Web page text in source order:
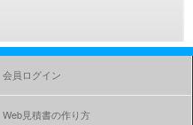
会員ログイン
Web見積書の作り方